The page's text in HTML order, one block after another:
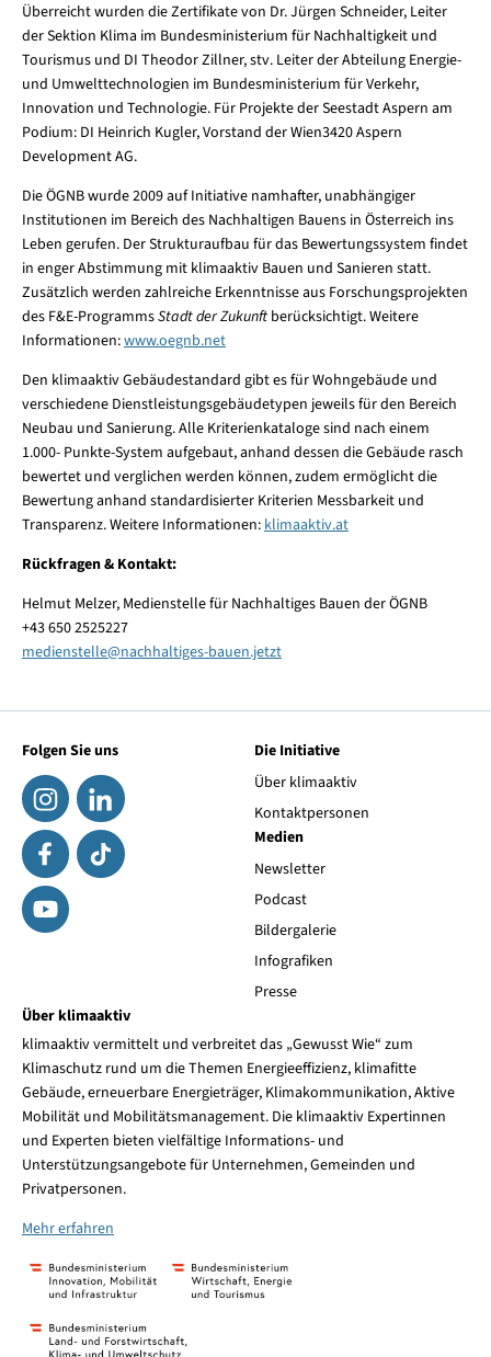
Überreicht wurden die Zertifikate von Dr. Jürgen Schneider, Leiter
der Sektion Klima im Bundesministerium für Nachhaltigkeit und
Tourismus und DI Theodor Zillner, stv. Leiter der Abteilung Energie-
und Umwelttechnologien im Bundesministerium für Verkehr,
Innovation und Technologie. Für Projekte der Seestadt Aspern am
Podium: DI Heinrich Kugler, Vorstand der Wien3420 Aspern
Development AG.
Die ÖGNB wurde 2009 auf Initiative namhafter, unabhängiger
Institutionen im Bereich des Nachhaltigen Bauens in Österreich ins
Leben gerufen. Der Strukturaufbau für das Bewertungssystem findet
in enger Abstimmung mit klimaaktiv Bauen und Sanieren statt.
Zusätzlich werden zahlreiche Erkenntnisse aus Forschungsprojekten
des F&E-ProgrammsStadt der Zukunftberücksichtigt. Weitere
Informationen:www.oegnb.net
Den klimaaktiv Gebäudestandard gibt es für Wohngebäude und
verschiedene Dienstleistungsgebäudetypen jeweils für den Bereich
Neubau und Sanierung. Alle Kriterienkataloge sind nach einem
1.000- Punkte-System aufgebaut, anhand dessen die Gebäude rasch
bewertet und verglichen werden können, zudem ermöglicht die
Bewertung anhand standardisierter Kriterien Messbarkeit und
Transparenz. Weitere Informationen:klimaaktiv.at
Rückfragen & Kontakt:
Helmut Melzer, Medienstelle für Nachhaltiges Bauen der ÖGNB
+43 650 2525227
medienstelle@nachhaltiges-bauen.jetzt
Folgen Sie uns
Die Initiative
Über klimaaktiv
Kontaktpersonen
Medien
Newsletter
Podcast
Bildergalerie
Infografiken
Presse
Über klimaaktiv
klimaaktiv vermittelt und verbreitet das „Gewusst Wie“ zum
Klimaschutz rund um die Themen Energieeffizienz, klimafitte
Gebäude, erneuerbare Energieträger, Klimakommunikation, Aktive
Mobilität und Mobilitätsmanagement. Die klimaaktiv Expertinnen
und Experten bieten vielfältige Informations- und
Unterstützungsangebote für Unternehmen, Gemeinden und
Privatpersonen.
Mehr erfahren